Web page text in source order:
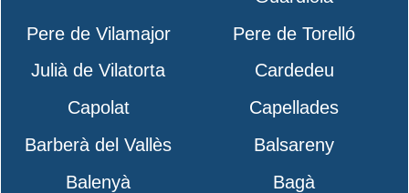
Pere de Vilamajor
Pere de Torelló
Julià de Vilatorta
Cardedeu
Capolat
Capellades
Barberà del Vallès
Balsareny
Balenyà
Bagà